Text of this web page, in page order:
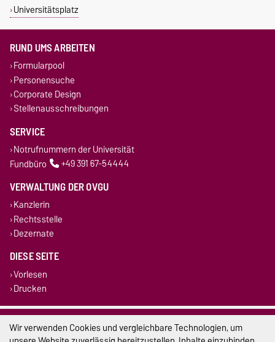
Universitätsplatz
RUND UMS ARBEITEN
Formularpool
Personensuche
Corporate Design
Stellenausschreibungen
SERVICE
Notrufnummern der Universität
Fundbüro
+49 391 67-54444
VERWALTUNG DER OVGU
Kanzlerin
Rechtsstelle
Dezernate
DIESE SEITE
Vorlesen
Drucken
Impressum
Wir verwenden Cookies und vergleichbare Technologien, um